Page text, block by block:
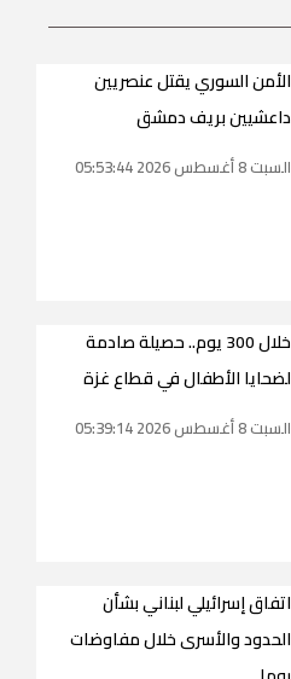
الأمن السوري يقتل عنصريين
داعشيين بريف دمشق
السبت 8 أغسطس 2026 05:53:44
خلال 300 يوم.. حصيلة صادمة
لضحايا الأطفال في قطاع غزة
السبت 8 أغسطس 2026 05:39:14
اتفاق إسرائيلي لبناني بشأن
الحدود والأسرى خلال مفاوضات